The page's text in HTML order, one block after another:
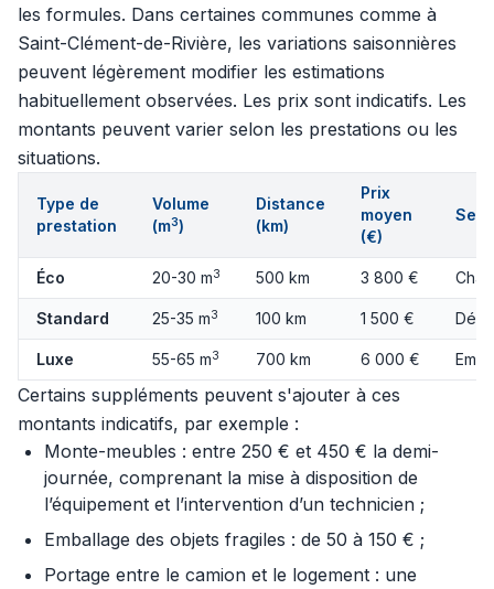
les formules. Dans certaines communes comme à
Saint-Clément-de-Rivière, les variations saisonnières
peuvent légèrement modifier les estimations
habituellement observées. Les prix sont indicatifs. Les
montants peuvent varier selon les prestations ou les
situations.
Type de
prestation
Volume
(m3)
Distance
(km)
Prix
moyen
(€)
Éco 20-30 m3 500 km 3 800 €
Standard 25-35 m3 100 km 1 500 €
Luxe 55-65 m3 700 km 6 000 €
Certains suppléments peuvent s'ajouter à ces
montants indicatifs, par exemple :
Monte-meubles : entre 250 € et 450 € la demi-
journée, comprenant la mise à disposition de
l’équipement et l’intervention d’un technicien ;
Emballage des objets fragiles : de 50 à 150 € ;
Portage entre le camion et le logement : une